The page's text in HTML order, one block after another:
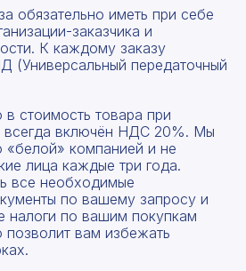
обязательно иметь при себе
заказчика и
К каждому заказу
(Универсальный передаточный
стоимость товара при
всегда включён НДС 20%. Мы
«белой» компанией и не
лица каждые три года.
все необходимые
по вашему запросу и
налоги по вашим покупкам
позволит вам избежать
запрос
обработку персональных данных
звонок
обработку персональных данных